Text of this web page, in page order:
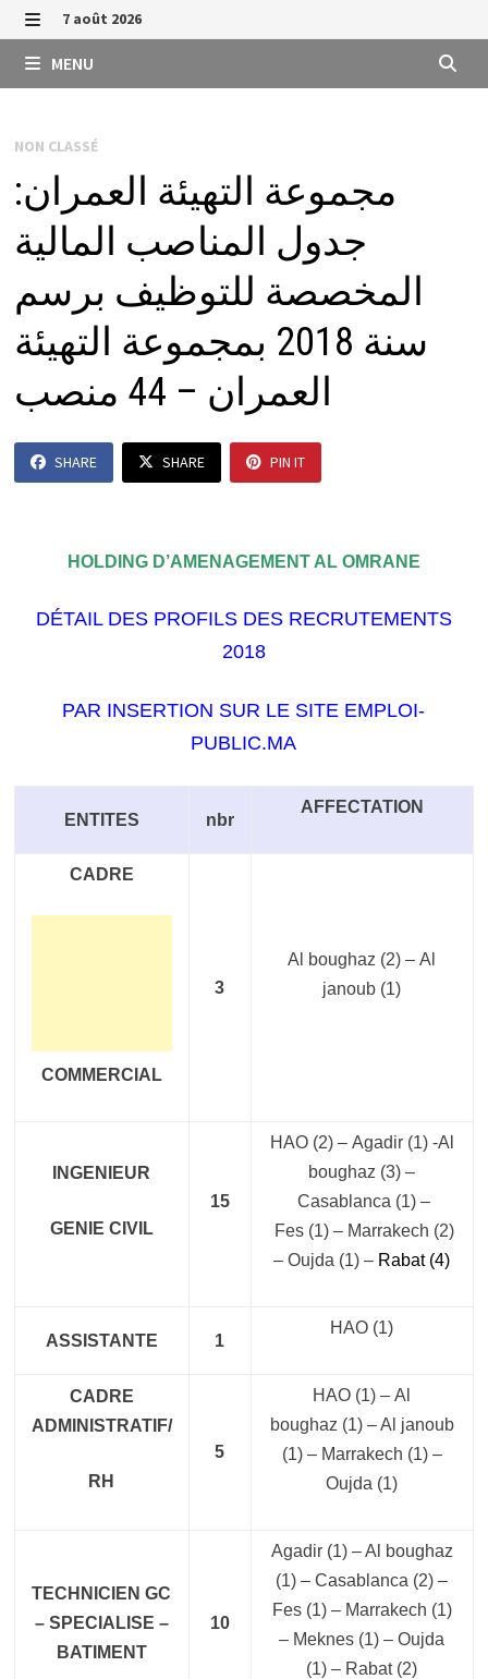
Passer
au
contenu
MENU
7 août 2026
MENU
NON CLASSÉ
مجموعة التهيئة العمران:
جدول المناصب المالية
المخصصة للتوظيف برسم
سنة 2018 بمجموعة التهيئة
العمران – 44 منصب
SHARE SHARE PIN IT
HOLDING D’AMENAGEMENT AL OMRANE
DÉTAIL DES PROFILS DES RECRUTEMENTS
2018
PAR INSERTION SUR LE SITE EMPLOI-
PUBLIC.MA
ENTITES nbr
AFFECTATION
CADRE
COMMERCIAL
3
Al boughaz (2) –Al
janoub (1)
INGENIEUR
GENIE CIVIL
15
HAO (2) – Agadir (1) -Al
boughaz (3) –
Casablanca (1) –
Fes (1) – Marrakech (2)
–Oujda (1) – Rabat (4)
ASSISTANTE 1
HAO (1)
CADRE
ADMINISTRATIF/
RH
5
HAO (1) – Al
boughaz (1) – Al janoub
(1) – Marrakech (1) –
Oujda (1)
TECHNICIEN GC
– SPECIALISE –
BATIMENT
10
Agadir (1) – Al boughaz
(1) – Casablanca (2) –
Fes (1) – Marrakech (1)
– Meknes (1) – Oujda
(1) – Rabat (2)